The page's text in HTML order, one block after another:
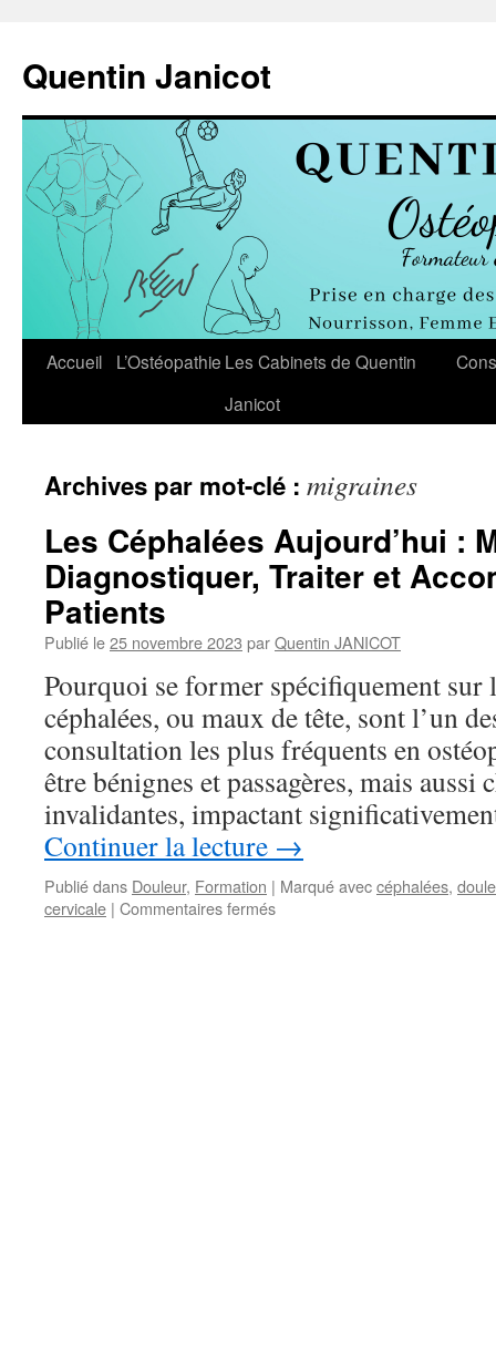
contenu
Quentin Janicot
Accueil L’Ostéopathie Les Cabinets de Quentin
Janicot
Archives par mot-clé : migraines
Les Céphalées Aujourd’hui :
Diagnostiquer, Traiter et
Patients
Publié le25 novembre 2023 parQuentin JANICOT
Pourquoi se former spécifiquement sur
céphalées, ou maux de tête, sont l’un
consultation les plus fréquents en
être bénignes et passagères, mais aussi
invalidantes, impactant
Continuer la lecture →
Publié dans Douleur, Formation | Marqué aveccéphalées,
cervicale | Commentaires ferméssur